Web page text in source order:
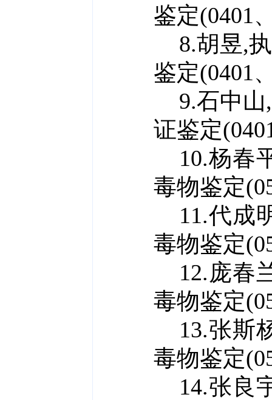
鉴定(0401
8.胡昱,
鉴定(0401
9.石中
证鉴定
10.杨春
毒物鉴定
11.代成
毒物鉴定
12.庞春
毒物鉴定
13.张斯
毒物鉴定
14.张良